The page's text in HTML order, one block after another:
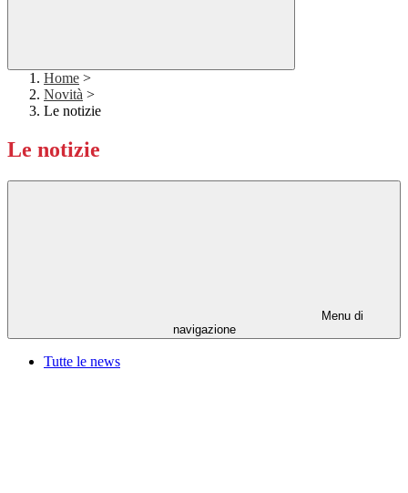
Home >
Novità >
Le notizie
Le notizie
Menu di
navigazione
Tutte le news